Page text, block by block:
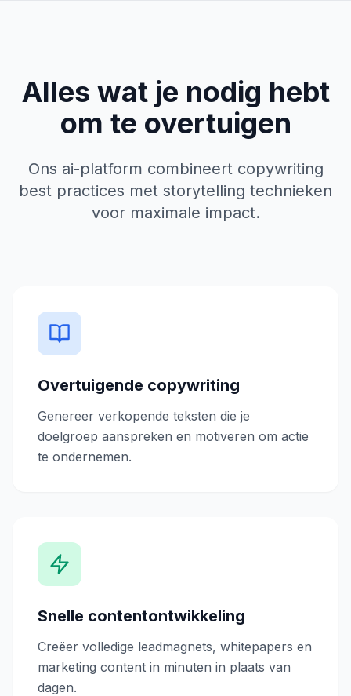
Alles wat je nodig hebt
om te overtuigen
Ons ai-platform combineert copywriting
best practices met storytelling technieken
voor maximale impact.
Overtuigende copywriting
Genereer verkopende teksten die je
doelgroep aanspreken en motiveren om actie
te ondernemen.
Snelle contentontwikkeling
Creëer volledige leadmagnets, whitepapers en
marketing content in minuten in plaats van
dagen.